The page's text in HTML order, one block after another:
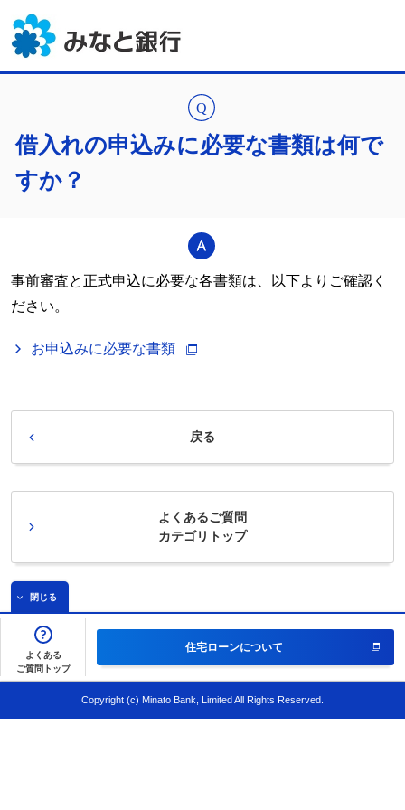
借入れの申込みに必要な書類は何で
すか？
事前審査と正式申込に必要な各書類は、以下よりご確認く
ださい。
お申込みに必要な書類
戻る
よくあるご質問
カテゴリトップ
閉じる
よくある
ご質問トップ
住宅ローンについて
Copyright (c) Minato Bank, Limited All Rights Reserved.